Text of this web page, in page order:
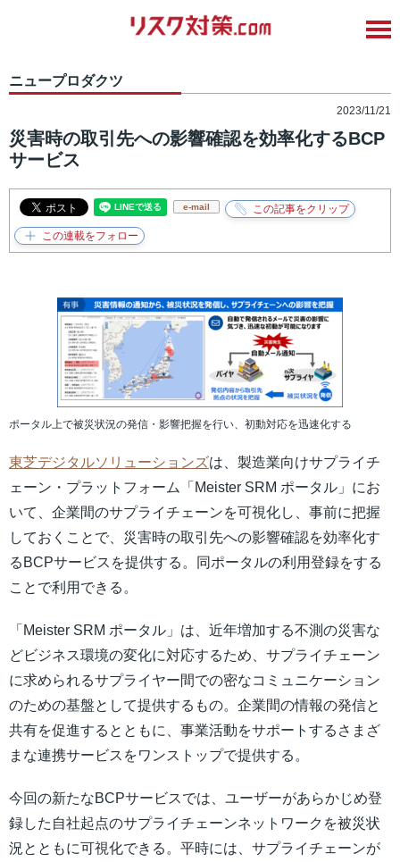
ニュープロダクツ
2023/11/21
災害時の取引先への影響確認を効率化するBCP
サービス
e-mail
ポータル上で被災状況の発信・影響把握を行い、初動対応を迅速化する
東芝デジタルソリューションズは、製造業向けサプライチ
ェーン・プラットフォーム「Meister SRM ポータル」にお
いて、企業間のサプライチェーンを可視化し、事前に把握
しておくことで、災害時の取引先への影響確認を効率化す
るBCPサービスを提供する。同ポータルの利用登録をする
ことで利用できる。
「Meister SRM ポータル」は、近年増加する不測の災害な
どビジネス環境の変化に対応するため、サプライチェーン
に求められるサプライヤー間での密なコミュニケーション
のための基盤として提供するもの。企業間の情報の発信と
共有を促進するとともに、事業活動をサポートするさまざ
まな連携サービスをワンストップで提供する。
今回の新たなBCPサービスでは、ユーザーがあらかじめ登
録した自社起点のサプライチェーンネットワークを被災状
況とともに可視化できる。平時には、サプライチェーンが